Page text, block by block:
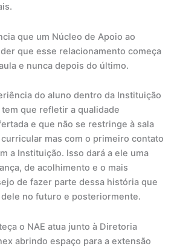
que um Núcleo de Apoio ao
que esse relacionamento começa
e nunca depois do último.
do aluno dentro da Instituição
que refletir a qualidade
e que não se restringe à sala
mas com o primeiro contato
a Instituição. Isso dará a ele uma
de acolhimento e o mais
de fazer parte dessa história que
no futuro e posteriormente.
o NAE atua junto à Diretoria
abrindo espaço para a extensão